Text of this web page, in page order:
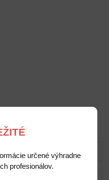
určené výhradne
profesionálov.
poradiť?